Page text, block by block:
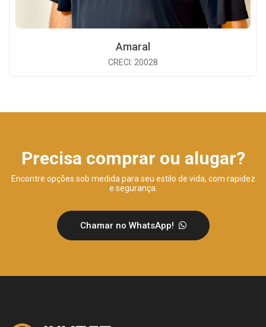
Amaral
CRECI: 20028
Precisa comprar ou alugar?
Encontre opções sob medida para seu estilo de vida, com rapidez
e segurança.
Chamar no WhatsApp!